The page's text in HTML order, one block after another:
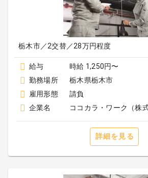
栃木市／2交替／28万円程度
給与
時給 1,250円〜
勤務場所
栃木県栃木市
雇用形態
請負
企業名
ココカラ・ワーク（株
詳細を見る